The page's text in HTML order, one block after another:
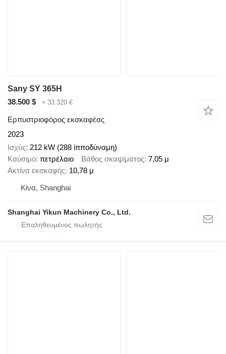
Sany SY 365H
38.500 $
≈ 33.320 €
Ερπυστριοφόρος εκσκαφέας
2023
Ισχύς 212 kW (288 ίπποδύναμη)
Καύσιμο πετρέλαιο Βάθος σκαψίματος 7,05 μ
Ακτίνα εκσκαφής 10,78 μ
Κίνα, Shanghai
Shanghai Yikun Machinery Co., Ltd.